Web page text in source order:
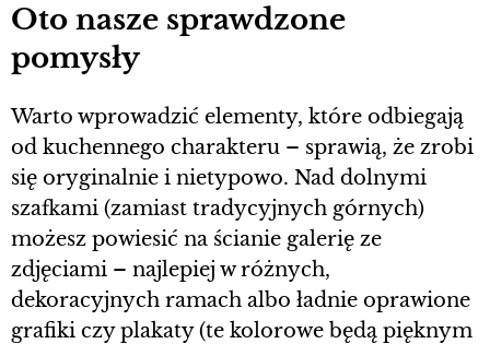
Oto nasze sprawdzone
pomysły
Warto wprowadzić elementy, które odbiegają
od kuchennego charakteru – sprawią, że zrobi
się oryginalnie i nietypowo. Nad dolnymi
szafkami (zamiast tradycyjnych górnych)
możesz powiesić na ścianie galerię ze
zdjęciami – najlepiej w różnych,
dekoracyjnych ramach albo ładnie oprawione
grafiki czy plakaty (te kolorowe będą pięknym